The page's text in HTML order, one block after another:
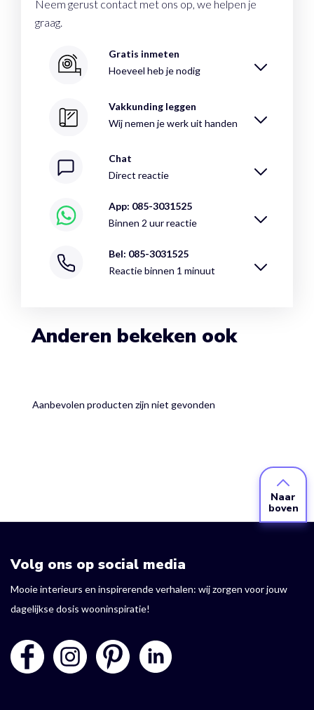
Neem gerust contact met ons op, we helpen je
graag.
Gratis inmeten
Hoeveel heb je nodig
Vakkunding leggen
Wij nemen je werk uit handen
Chat
Direct reactie
App: 085-3031525
Binnen 2 uur reactie
Bel: 085-3031525
Reactie binnen 1 minuut
Anderen bekeken ook
Aanbevolen producten zijn niet gevonden
Naar
boven
Volg ons op social media
Mooie interieurs en inspirerende verhalen: wij zorgen voor jouw
dagelijkse dosis wooninspiratie!